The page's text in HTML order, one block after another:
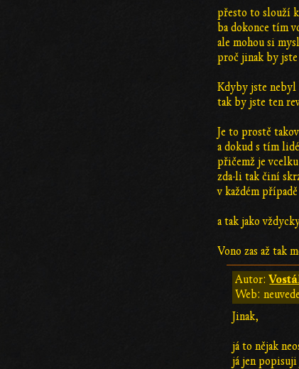
přesto to slouží k
ba dokonce tím
ale mohou si
proč jinak by
Kdyby jste nebyl
tak by jste ten
Je to prostě
a dokud s tím
přičemž je
zda-li tak činí
v každém
a tak jako
Vono zas až tak
Autor:
Web:
Jinak,
já to nějak
já jen